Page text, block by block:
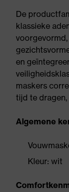
De
klassieke
en
maskers
tijd te
Algemene
Kleur: wit